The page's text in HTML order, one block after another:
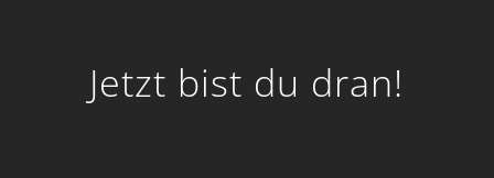
Jetzt bist du dran!